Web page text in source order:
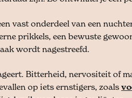
vast onderdeel van een
prikkels, een bewuste
wordt nagestreefd.
Bitterheid, nervositeit of
op iets ernstigers, zoals